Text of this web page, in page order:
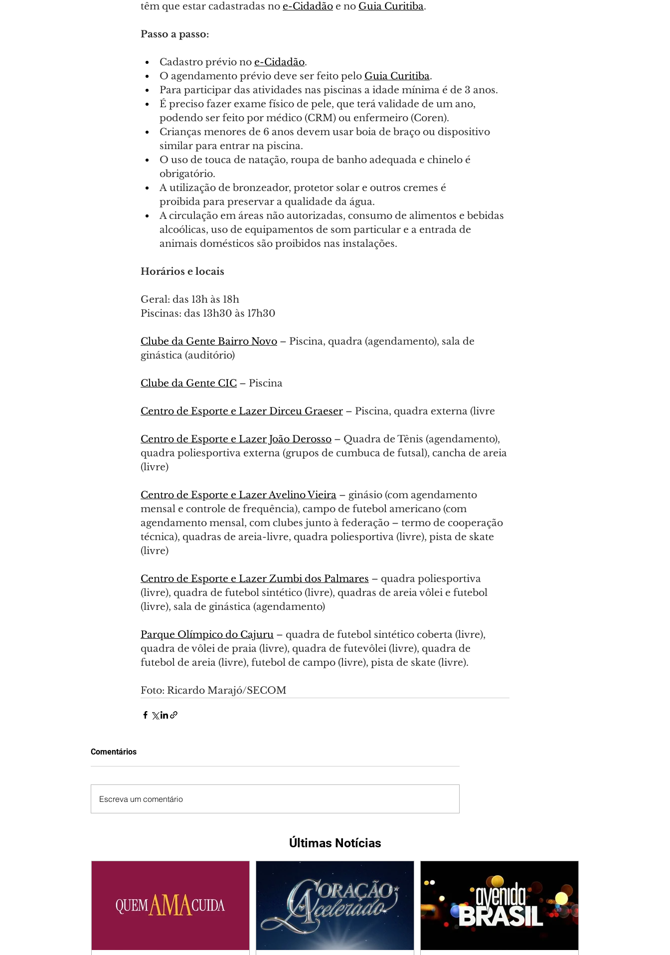
têm que estar cadastradas no e-Cidadão e no Guia Curitiba.
Passo a passo:
Cadastro prévio no e-Cidadão.
O agendamento prévio deve ser feito pelo Guia Curitiba.
Para participar das atividades nas piscinas a idade mínima é de 3 anos.
É preciso fazer exame físico de pele, que terá validade de um ano,
podendo ser feito por médico (CRM) ou enfermeiro (Coren).
Crianças menores de 6 anos devem usar boia de braço ou dispositivo
similar para entrar na piscina.
O uso de touca de natação, roupa de banho adequada e chinelo é
obrigatório.
A utilização de bronzeador, protetor solar e outros cremes é
proibida para preservar a qualidade da água.
A circulação em áreas não autorizadas, consumo de alimentos e bebidas
alcoólicas, uso de equipamentos de som particular e a entrada de
animais domésticos são proibidos nas instalações.
Horários e locais
Geral: das 13h às 18h
Piscinas: das 13h30 às 17h30
Clube da Gente Bairro Novo – Piscina, quadra (agendamento), sala de
ginástica (auditório)
Clube da Gente CIC – Piscina
Centro de Esporte e Lazer Dirceu Graeser – Piscina, quadra externa (livre
Centro de Esporte e Lazer João Derosso – Quadra de Tênis (agendamento),
quadra poliesportiva externa (grupos de cumbuca de futsal), cancha de areia
(livre)
Centro de Esporte e Lazer Avelino Vieira – ginásio (com agendamento
mensal e controle de frequência), campo de futebol americano (com
agendamento mensal, com clubes junto à federação – termo de cooperação
técnica), quadras de areia-livre, quadra poliesportiva (livre), pista de skate
(livre)
Centro de Esporte e Lazer Zumbi dos Palmares – quadra poliesportiva
(livre), quadra de futebol sintético (livre), quadras de areia vôlei e futebol
(livre), sala de ginástica (agendamento)
Parque Olímpico do Cajuru – quadra de futebol sintético coberta (livre),
quadra de vôlei de praia (livre), quadra de futevôlei (livre), quadra de
futebol de areia (livre), futebol de campo (livre), pista de skate (livre).
Foto: Ricardo Marajó/SECOM
Comentários
Escreva um comentário
Últimas Notícias